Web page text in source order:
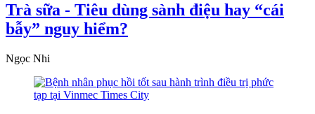
Trà sữa - Tiêu dùng sành điệu hay “cái
bẫy” nguy hiểm?
Ngọc Nhi